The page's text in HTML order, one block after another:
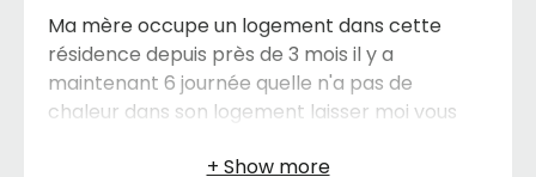
Ma mère occupe un logement dans cette
résidence depuis près de 3 mois il y a
maintenant 6 journée quelle n'a pas de
chaleur dans son logement laisser moi vous
à désirer j'espère que je n'aurai pas à aller